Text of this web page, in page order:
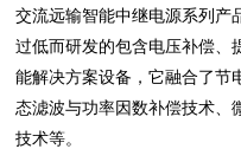
交流远输智能中继电源系列产
过低而研发的包含电压补偿、
能解决方案设备，它融合了节
态滤波与功率因数补偿技术、
技术等。